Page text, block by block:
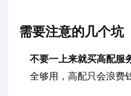
需要注意的几个坑
不要一上来就买高配服
全够用，高配只会浪费